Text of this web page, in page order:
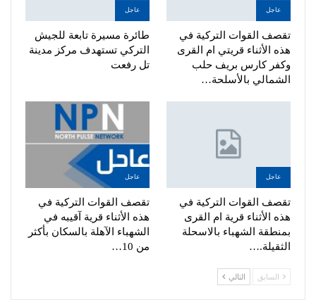
عاجل
تقصف القوات التركية في
هذه الأثناء قريتي ام القرى
وكفر كارس بريف حلب
الشمالي بالأسلحة…
عاجل
طائرة مسيرة تابعة للجيش
التركي تستهدف مركز مدينة
تل رفعت
عاجل
تقصف القوات التركية في
هذه الأثناء قرية ام القرى
بمنطقة الشهباء بالاسحلة
الثقيلة.…
عاجل
تقصف القوات التركية في
هذه الأثناء قرية آقيبه في
الشهباء الآهلة بالسكان بأكثر
من 10…
السابق التالي